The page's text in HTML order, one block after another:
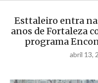
Esttaleiro entra
anos de Fortaleza
programa
abril 13,